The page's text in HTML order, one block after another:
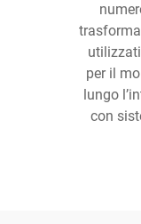
per il
lungo
con